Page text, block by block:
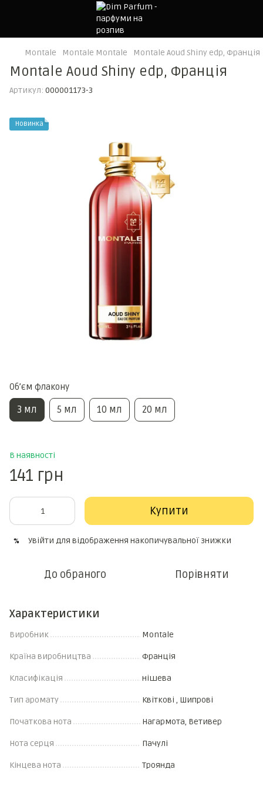
Montale Montale Montale Montale Aoud Shiny edp, Франція
Montale Aoud Shiny edp, Франція
Артикул: 000001173-3
Новинка
Обʼєм флакону
3 мл 5 мл 10 мл 20 мл
В наявності
141 грн
Купити
% Увійти для відображення накопичувальної знижки
До обраного Порівняти
Характеристики
Виробник Montale
Країна виробництва Франція
Класифікація нішева
Тип аромату Квіткові , Шипрові
Початкова нота Нагармота, Ветивер
Нота серця Пачулі
Кінцева нота Троянда